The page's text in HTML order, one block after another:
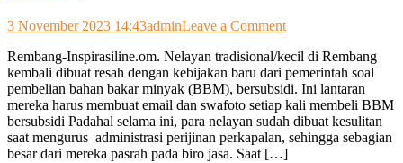
3 November 2023 14:43adminLeave a Commenton
Kecil
Di
Rembang
Resah,
Beli
BBM
Bersubsidi
Rembang-Inspirasiline.om. Nelayan tradisional/kecil di Rembang
kembali dibuat resah dengan kebijakan baru dari pemerintah soal
pembelian bahan bakar minyak (BBM), bersubsidi. Ini lantaran
mereka harus membuat email dan swafoto setiap kali membeli BBM
bersubsidi Padahal selama ini, para nelayan sudah dibuat kesulitan
saat mengurus administrasi perijinan perkapalan, sehingga sebagian
besar dari mereka pasrah pada biro jasa. Saat […]